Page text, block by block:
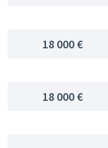
18 000 €
18 000 €